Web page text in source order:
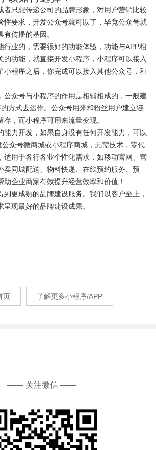
者只想传递公司的品牌形象，对用户营销比较
性要求，开发公众号就可以了，毕竟公众号就
传播的基因。
行业的，需要很好的功能体验，功能与APP相
的功能，就直接开发小程序，小程序可以接入
小程序之后，你完成可以接入其他公众号，和
公众号与小程序的作用是相辅相成的，一般建
方式去运作。公众号用来和粉丝用户建立链
，而小程序可用来流量变现。
能力开发，如果自身没有任何开发能力，可以
公众号微商城或小程序商城，无需技术，零代
适用于各行各业个性化需求，如移动官网、营
卖同城配送、物料快递、在线预约服务、预
助企业商家有效提升经营效率和价值！
到更成熟的品牌建设服务。我们以客户至上，
现最好的品牌建设成果。
页 了解更多小程序/APP
—— 关注微信 ——